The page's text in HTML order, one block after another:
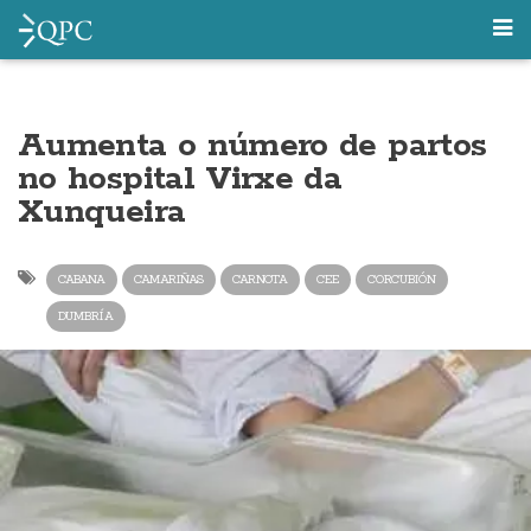
Aumenta o número de partos
no hospital Virxe da
Xunqueira
CABANA CAMARIÑAS CARNOTA CEE CORCUBIÓN
DUMBRÍA